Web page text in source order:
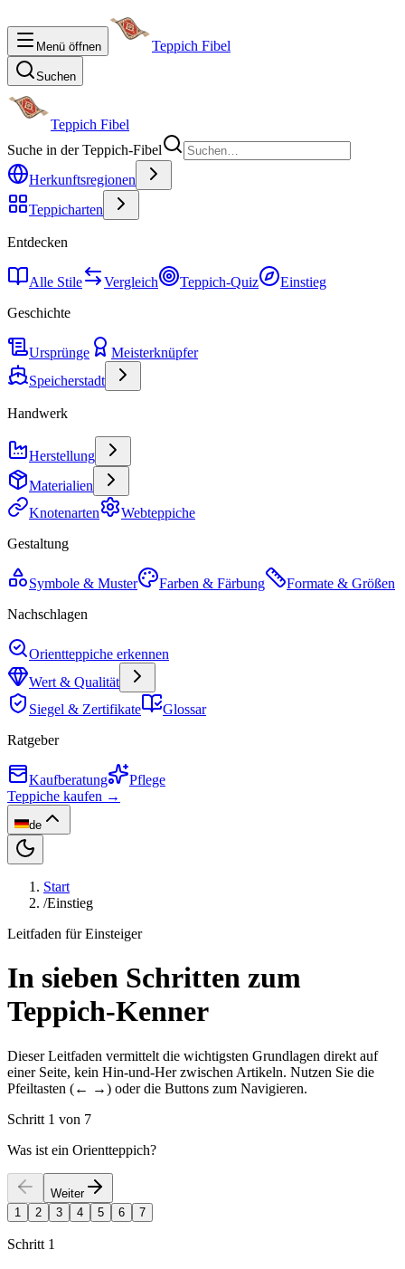
Menü öffnen Teppich Fibel
Suchen
Teppich Fibel
Suche in der Teppich-Fibel
Herkunftsregionen
Teppicharten
Entdecken
Alle Stile Vergleich Teppich-Quiz
Einstieg
Geschichte
Ursprünge
Meisterknüpfer
Speicherstadt
Handwerk
Herstellung
Materialien
Knotenarten
Webteppiche
Gestaltung
Symbole & Muster Farben & Färbung
Formate & Größen
Nachschlagen
Orientteppiche erkennen
Wert & Qualität
Siegel & Zertifikate
Glossar
Ratgeber
Kaufberatung
Pflege
Teppiche kaufen →
de
Start
/Einstieg
Leitfaden für Einsteiger
In sieben Schritten zum
Teppich-Kenner
Dieser Leitfaden vermittelt die wichtigsten Grundlagen direkt auf
einer Seite, kein Hin-und-Her zwischen Artikeln. Nutzen Sie die
Pfeiltasten (← →) oder die Buttons zum Navigieren.
Schritt 1 von 7
Was ist ein Orientteppich?
Weiter
1
2 3 4 5 6 7
Schritt 1